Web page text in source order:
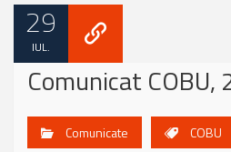
29
IUL.
Comunicat
Comunicate COBU